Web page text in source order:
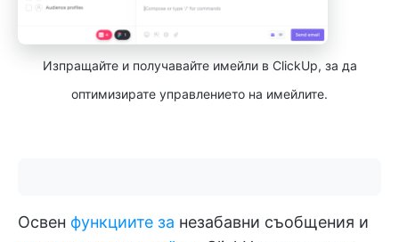
Изпращайте и получавайте имейли в ClickUp, за да
оптимизирате управлението на имейлите.
Освен функциите за незабавни съобщения и